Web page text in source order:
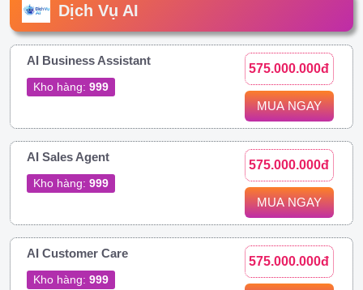
Dịch Vụ AI
AI Business Assistant
Kho hàng: 999
575.000.000đ
MUA NGAY
AI Sales Agent
Kho hàng: 999
575.000.000đ
MUA NGAY
AI Customer Care
Kho hàng: 999
575.000.000đ